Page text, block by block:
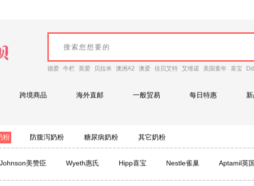
德爱 牛栏 英爱 贝拉米 澳洲A2 澳爱 佳贝艾特 艾维诺 美国童年 喜宝
跨境商品 海外直邮 一般贸易 每日特惠
粉 防腹泻奶粉 糖尿病奶粉 其它奶粉
美赞臣 Wyeth惠氏 Hipp喜宝 Nestle雀巢 Aptamil英
纽康特 波兰牛栏Bebilon 国行雀巢 国行纽康特 国行纽